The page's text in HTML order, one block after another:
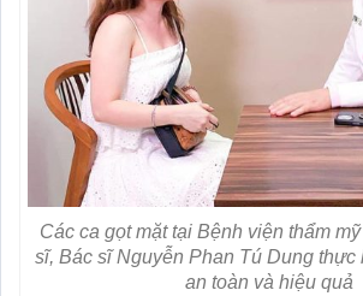
Các ca gọt mặt tại Bệnh viện thẩm
sĩ, Bác sĩ Nguyễn Phan Tú Dung thực
an toàn và hiệu quả